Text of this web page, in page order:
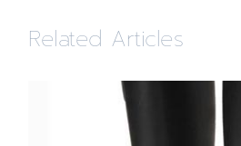
Related Articles